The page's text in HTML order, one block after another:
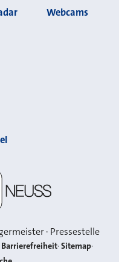
Webcams
· Pressestelle
Barrierefreiheit Sitemap